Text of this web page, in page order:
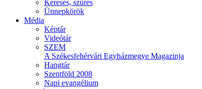
Keresés, szűrés
Ünnepkörök
Média
Képtár
Videótár
SZEM
A Székesfehérvári Egyházmegye Magazinja
Hangtár
Szentföld 2008
Napi evangélium